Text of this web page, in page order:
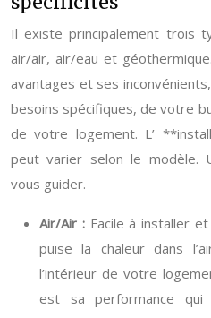
Il existe principalement trois
air/air, air/eau et
avantages et ses
besoins spécifiques, de votre
de votre logement. L’
peut varier selon le modèle.
vous guider.
Air/Air : Facile à installer
puise la chaleur dans
l’intérieur de votre
est sa performance qui